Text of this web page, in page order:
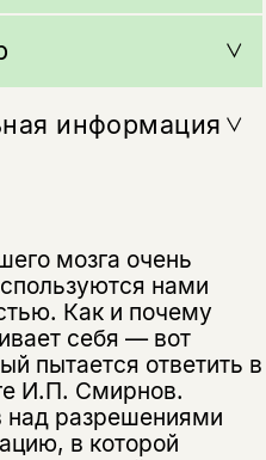
мозга очень
нами
Как и почему
себя — вот
пытается ответить в
И.П. Смирнов.
над разрешениями
в которой
информация